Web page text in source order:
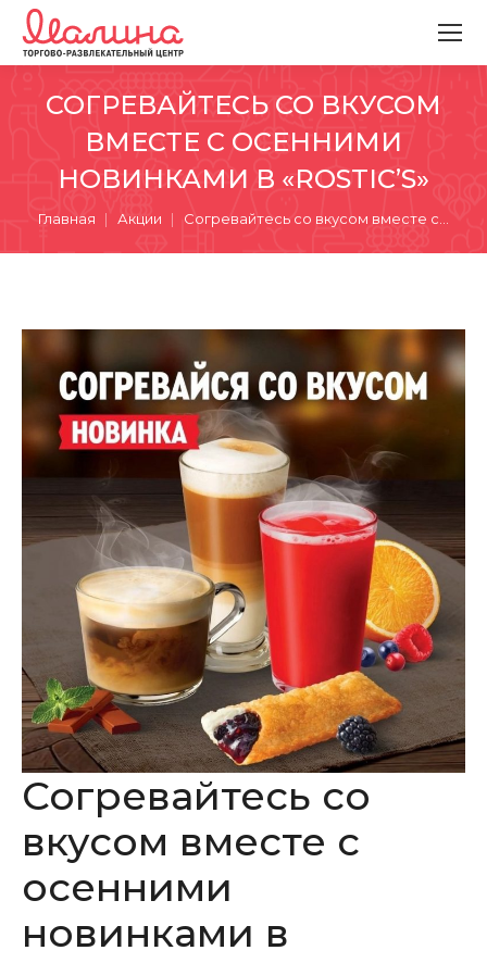
СОГРЕВАЙТЕСЬ СО ВКУСОМ
ВМЕСТЕ С ОСЕННИМИ
НОВИНКАМИ В «ROSTIC’S»
Вы здесь:
Главная Акции Согревайтесь со вкусом вместе с…
Согревайтесь со
вкусом вместе с
осенними
новинками в